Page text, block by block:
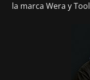
la marca Wera y